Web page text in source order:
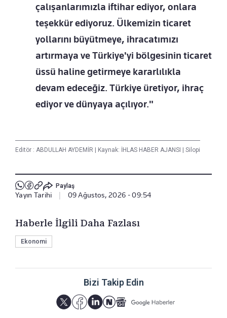
çalışanlarımızla iftihar ediyor, onlara
teşekkür ediyoruz. Ülkemizin ticaret
yollarını büyütmeye, ihracatımızı
artırmaya ve Türkiye'yi bölgesinin ticaret
üssü haline getirmeye kararlılıkla
devam edeceğiz. Türkiye üretiyor, ihraç
ediyor ve dünyaya açılıyor."
Editör : ABDULLAH AYDEMİR | Kaynak: İHLAS HABER AJANSI | Silopi
Paylaş
Yayın Tarihi 09 Ağustos, 2026 - 09:54
Haberle İlgili Daha Fazlası
Ekonomi
Bizi Takip Edin